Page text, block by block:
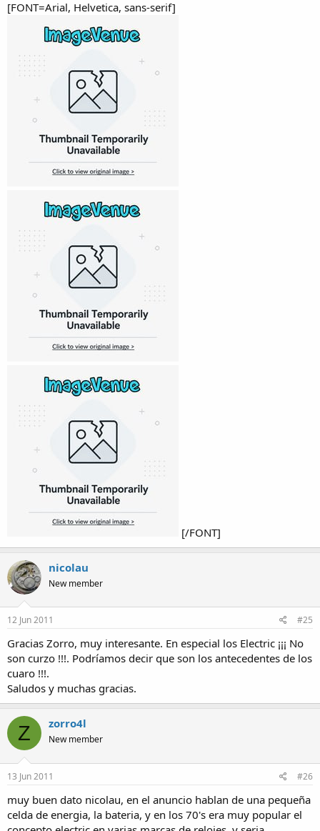
[FONT=Arial, Helvetica, sans-serif]
[/FONT]
nicolau
New member
12 Jun 2011 #25
Gracias Zorro, muy interesante. En especial los Electric ¡¡¡ No
son curzo !!!. Podríamos decir que son los antecedentes de los
cuaro !!!.
Saludos y muchas gracias.
Z zorro4l
New member
13 Jun 2011 #26
muy buen dato nicolau, en el anuncio hablan de una pequeña
celda de energia, la bateria, y en los 70's era muy popular el